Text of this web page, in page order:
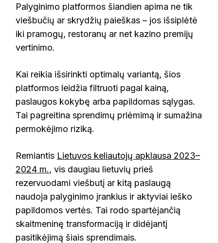
Palyginimo platformos šiandien apima ne tik
viešbučių ar skrydžių paieškas – jos išsiplėtė
iki pramogų, restoranų ar net kazino premijų
vertinimo.
Kai reikia išsirinkti optimalų variantą, šios
platformos leidžia filtruoti pagal kainą,
paslaugos kokybę arba papildomas sąlygas.
Tai pagreitina sprendimų priėmimą ir sumažina
permokėjimo riziką.
Remiantis Lietuvos keliautojų apklausa 2023–
2024 m., vis daugiau lietuvių prieš
rezervuodami viešbutį ar kitą paslaugą
naudoja palyginimo įrankius ir aktyviai ieško
papildomos vertės. Tai rodo spartėjančią
skaitmeninę transformaciją ir didėjantį
pasitikėjimą šiais sprendimais.